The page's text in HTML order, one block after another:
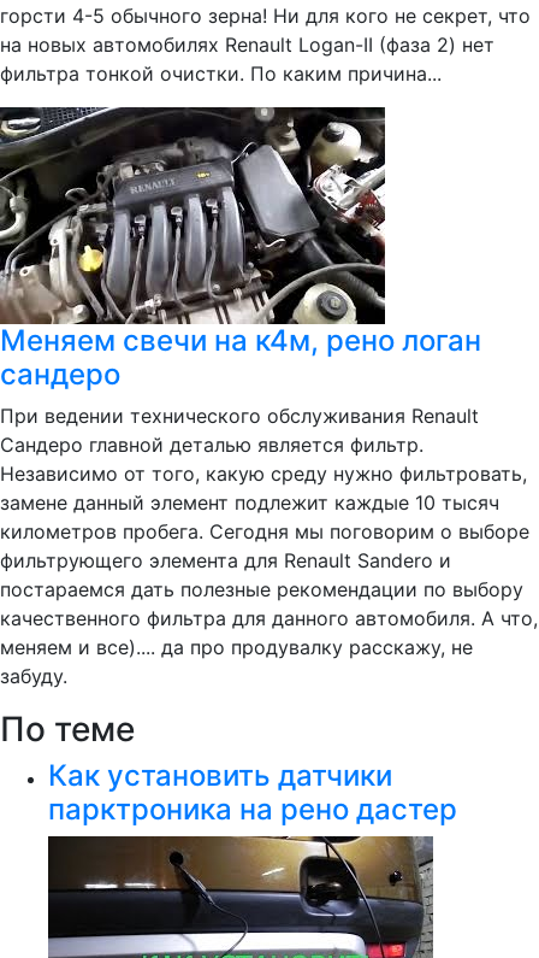
горсти 4-5 обычного зерна! Ни для кого не секрет, что
на новых автомобилях Renault Logan-II (фаза 2) нет
фильтра тонкой очистки. По каким причина...
Меняем свечи на к4м, рено логан
сандеро
При ведении технического обслуживания Renault
Сандеро главной деталью является фильтр.
Независимо от того, какую среду нужно фильтровать,
замене данный элемент подлежит каждые 10 тысяч
километров пробега. Сегодня мы поговорим о выборе
фильтрующего элемента для Renault Sandero и
постараемся дать полезные рекомендации по выбору
качественного фильтра для данного автомобиля. А что,
меняем и все).... да про продувалку расскажу, не
забуду.
По теме
Как установить датчики
парктроника на рено дастер